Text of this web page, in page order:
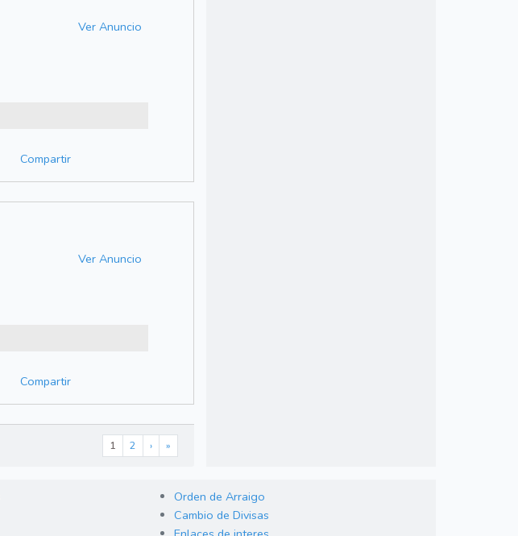
Ver Anuncio
Compartir
Ver Anuncio
Compartir
1 2 › »
Orden de Arraigo
Cambio de Divisas